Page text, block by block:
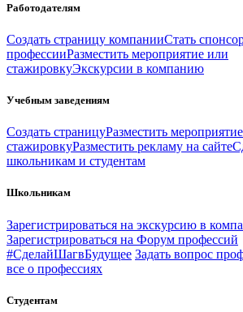
Работодателям
Создать страницу компанииСтать
профессииРазместить мероприятие или
стажировкуЭкскурсии в компанию
Учебным заведениям
Создать страницуРазместить
стажировкуРазместить рекламу на сайте
школьникам и студентам
Школьникам
Зарегистрироваться на экскурсию в
Зарегистрироваться на Форум профессий
#СделайШагвБудущее Задать вопрос
все о профессиях
Студентам